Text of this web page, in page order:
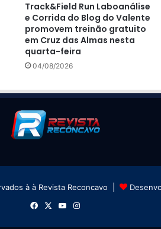
Track&Field Run Laboanálise
e Corrida do Blog do Valente
promovem treinão gratuito
em Cruz das Almas nesta
quarta-feira
04/08/2026
à à Revista Reconcavo |
FacebookYouTubeInstagram